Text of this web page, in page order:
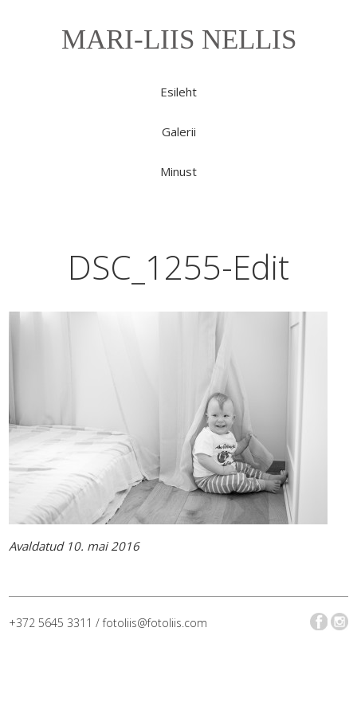
MARI-LIIS NELLIS
Esileht
Galerii
Minust
DSC_1255-Edit
Avaldatud 10. mai 2016
+372 5645 3311 / fotoliis@fotoliis.com